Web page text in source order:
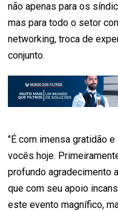
não apenas para os
mas para todo o setor
networking, troca de
conjunto.
"É com imensa gratidão
vocês hoje.
profundo agradecimento
que com seu apoio
este evento magnífico,